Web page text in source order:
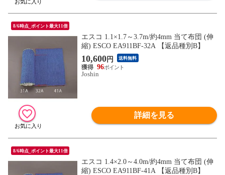
8/6時点_ポイント最大11倍
エスコ 1.1×1.7～3.7m/約4mm 当て布団 (伸
縮) ESCO EA911BF-32A 【返品種別B】
10,600円 送料無料
96
Joshin
詳細を見る
8/6時点_ポイント最大11倍
エスコ 1.4×2.0～4.0m/約4mm 当て布団 (伸
縮) ESCO EA911BF-41A 【返品種別B】